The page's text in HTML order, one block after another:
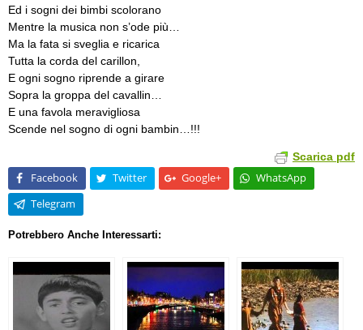
Ed i sogni dei bimbi scolorano
Mentre la musica non s’ode più…
Ma la fata si sveglia e ricarica
Tutta la corda del carillon,
E ogni sogno riprende a girare
Sopra la groppa del cavallin…
E una favola meravigliosa
Scende nel sogno di ogni bambin…!!!
Scarica pdf
Facebook Twitter Google+
WhatsApp
Telegram
Potrebbero Anche Interessarti: